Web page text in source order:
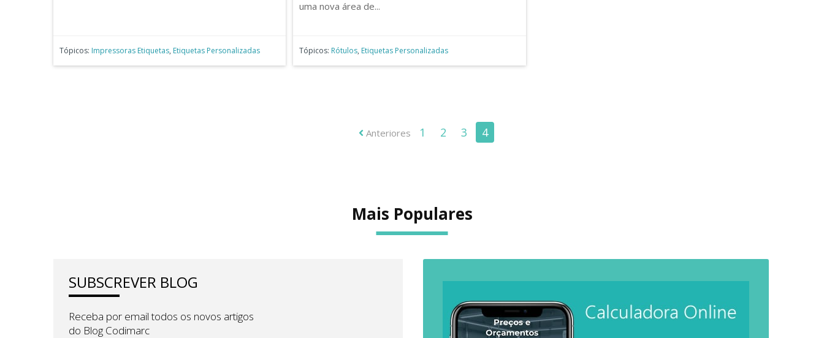
Tópicos: Impressoras Etiquetas, Etiquetas Personalizadas
uma nova área de...
Tópicos: Rótulos, Etiquetas Personalizadas
Anteriores 1 2 3 4
Mais Populares
SUBSCREVER BLOG
Receba por email todos os novos artigos
do Blog Codimarc